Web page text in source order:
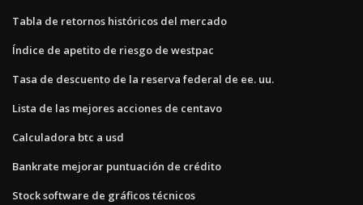
Tabla de retornos históricos del mercado
Índice de apetito de riesgo de westpac
Tasa de descuento de la reserva federal de ee. uu.
Lista de las mejores acciones de centavo
Calculadora btc a usd
Bankrate mejorar puntuación de crédito
Stock software de gráficos técnicos